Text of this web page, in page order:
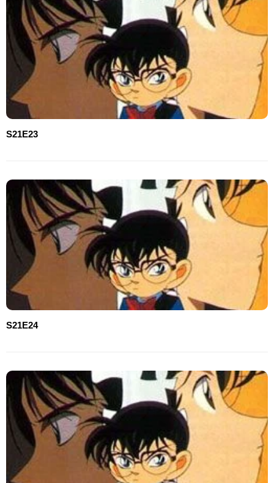
S21E23
S21E24